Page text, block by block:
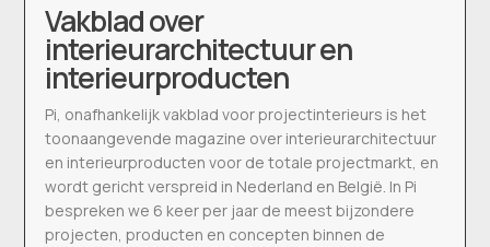
Vakblad over
interieurarchitectuur en
interieurproducten
Pi, onafhankelijk vakblad voor projectinterieurs is het
toonaangevende magazine over interieurarchitectuur
en interieurproducten voor de totale projectmarkt, en
wordt gericht verspreid in Nederland en België. In Pi
bespreken we 6 keer per jaar de meest bijzondere
projecten, producten en concepten binnen de